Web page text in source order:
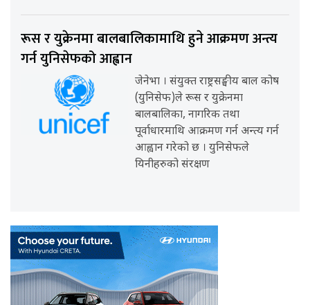
रूस र युक्रेनमा बालबालिकामाथि हुने आक्रमण अन्त्य
गर्न युनिसेफको आह्वान
जेनेभा । संयुक्त राष्ट्रसङ्घीय बाल कोष
(युनिसेफ)ले रूस र युक्रेनमा
बालबालिका, नागरिक तथा
पूर्वाधारमाथि आक्रमण गर्न अन्त्य गर्न
आह्वान गरेको छ । युनिसेफले
यिनीहरुको संरक्षण